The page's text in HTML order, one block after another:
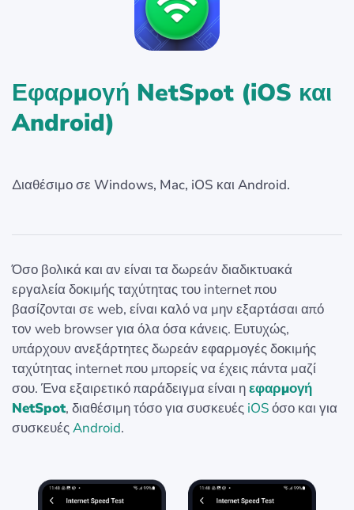
Εφαρμογή NetSpot (iOS και
Android)
Διαθέσιμο σε Windows, Mac, iOS και Android.
Όσο βολικά και αν είναι τα δωρεάν διαδικτυακά
εργαλεία δοκιμής ταχύτητας του internet που
βασίζονται σε web, είναι καλό να μην εξαρτάσαι από
τον web browser για όλα όσα κάνεις. Ευτυχώς,
υπάρχουν ανεξάρτητες δωρεάν εφαρμογές δοκιμής
ταχύτητας internet που μπορείς να έχεις πάντα μαζί
σου. Ένα εξαιρετικό παράδειγμα είναι ηεφαρμογή
NetSpot, διαθέσιμη τόσο για συσκευές iOSόσο και για
συσκευέςAndroid.